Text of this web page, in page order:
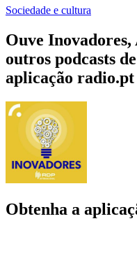
Sociedade e cultura
Ouve
outros podcasts
aplicação radio.pt
Obtenha a